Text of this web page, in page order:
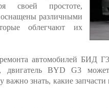
своей простоте,
различными
облегчают их
автомобилей БИД Г3
двигатель BYD G3
знать, какие